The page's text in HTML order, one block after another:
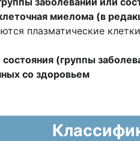
миелома (в
плазматические
(группы
со здоровьем